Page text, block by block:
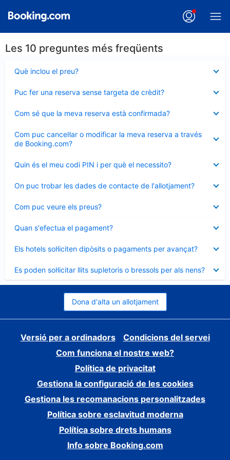
Les 10 preguntes més freqüents
Què inclou el preu?
tancat
Puc fer una reserva sense targeta de crèdit?
tancat
Com sé que la meva reserva està confirmada?
tancat
Com puc cancel·lar o modificar la meva reserva a través
de Booking.com?
tancat
Quin és el meu codi PIN i per què el necessito?
tancat
On puc trobar les dades de contacte de l'allotjament?
tancat
Com puc veure els preus?
tancat
Quan s'efectua el pagament?
tancat
Els hotels sol·liciten dipòsits o pagaments per avançat?
tancat
Es poden sol·licitar llits supletoris o bressols per als nens?
tancat
Dona d'alta un allotjament
Versió per a ordinadors
Condicions del servei
Com funciona el nostre web?
Política de privacitat
Gestiona la configuració de les cookies
Gestiona les recomanacions personalitzades
Política sobre esclavitud moderna
Política sobre drets humans
Info sobre Booking.com